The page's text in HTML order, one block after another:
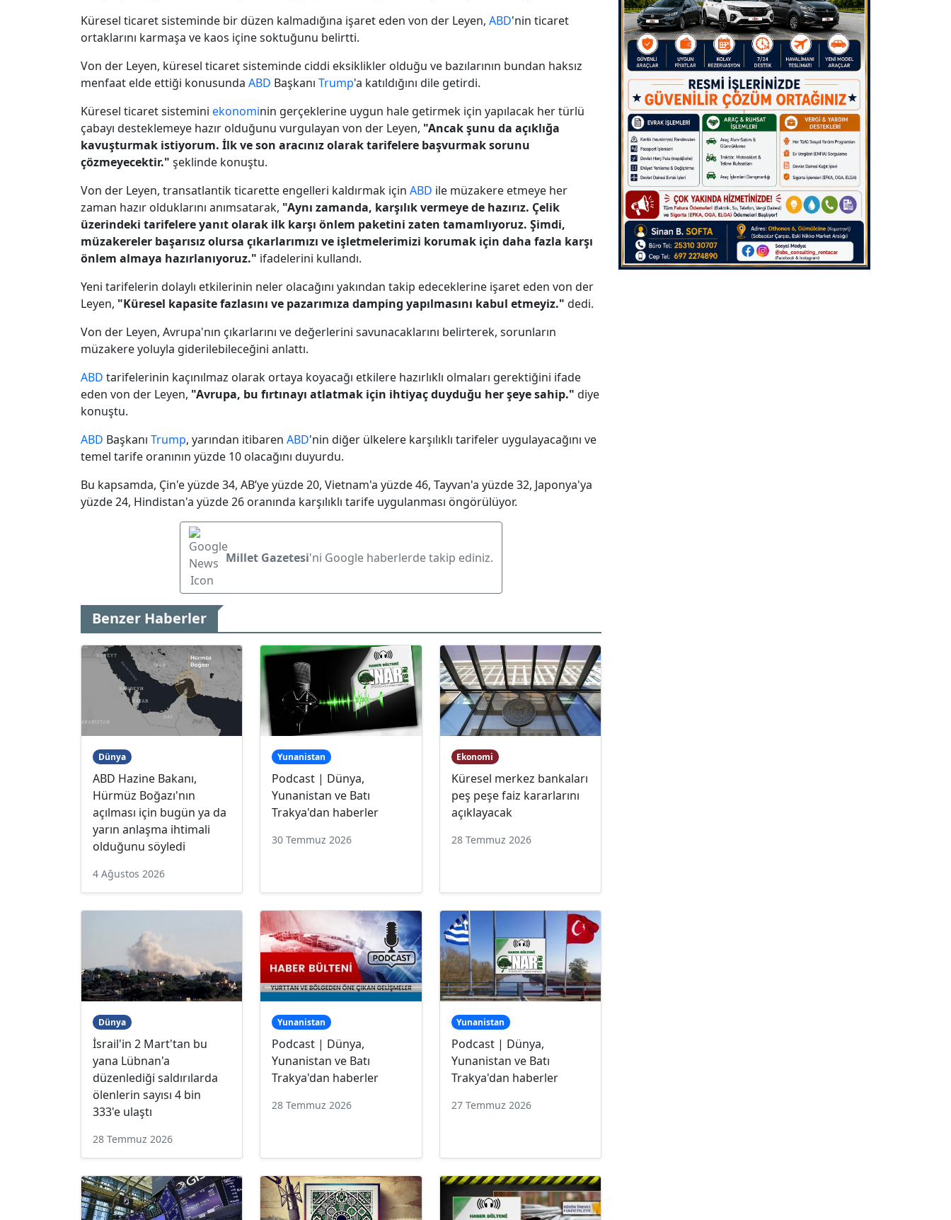
Küresel ticaret sisteminde bir düzen kalmadığına işaret eden von der Leyen, ABD'nin ticaret
ortaklarını karmaşa ve kaos içine soktuğunu belirtti.
Von der Leyen, küresel ticaret sisteminde ciddi eksiklikler olduğu ve bazılarının bundan haksız
menfaat elde ettiği konusunda ABD Başkanı Trump'a katıldığını dile getirdi.
Küresel ticaret sistemini ekonominin gerçeklerine uygun hale getirmek için yapılacak her türlü
çabayı desteklemeye hazır olduğunu vurgulayan von der Leyen, "Ancak şunu da açıklığa
kavuşturmak istiyorum. İlk ve son aracınız olarak tarifelere başvurmak sorunu
çözmeyecektir." şeklinde konuştu.
Von der Leyen, transatlantik ticarette engelleri kaldırmak için ABD ile müzakere etmeye her
zaman hazır olduklarını anımsatarak, "Aynı zamanda, karşılık vermeye de hazırız. Çelik
üzerindeki tarifelere yanıt olarak ilk karşı önlem paketini zaten tamamlıyoruz. Şimdi,
müzakereler başarısız olursa çıkarlarımızı ve işletmelerimizi korumak için daha fazla karşı
önlem almaya hazırlanıyoruz." ifadelerini kullandı.
Yeni tarifelerin dolaylı etkilerinin neler olacağını yakından takip edeceklerine işaret eden von der
Leyen, "Küresel kapasite fazlasını ve pazarımıza damping yapılmasını kabul etmeyiz." dedi.
Von der Leyen, Avrupa'nın çıkarlarını ve değerlerini savunacaklarını belirterek, sorunların
müzakere yoluyla giderilebileceğini anlattı.
ABD tarifelerinin kaçınılmaz olarak ortaya koyacağı etkilere hazırlıklı olmaları gerektiğini ifade
eden von der Leyen, "Avrupa, bu fırtınayı atlatmak için ihtiyaç duyduğu her şeye sahip." diye
konuştu.
ABD Başkanı Trump, yarından itibaren ABD'nin diğer ülkelere karşılıklı tarifeler uygulayacağını ve
temel tarife oranının yüzde 10 olacağını duyurdu.
Bu kapsamda, Çin'e yüzde 34, AB’ye yüzde 20, Vietnam'a yüzde 46, Tayvan'a yüzde 32, Japonya'ya
yüzde 24, Hindistan'a yüzde 26 oranında karşılıklı tarife uygulanması öngörülüyor.
Millet Gazetesi'ni Google haberlerde takip ediniz.
Benzer Haberler
Dünya
ABD Hazine Bakanı,
Hürmüz Boğazı'nın
açılması için bugün ya da
yarın anlaşma ihtimali
olduğunu söyledi
4 Ağustos 2026
Yunanistan
Podcast | Dünya,
Yunanistan ve Batı
Trakya'dan haberler
30 Temmuz 2026
Ekonomi
Küresel merkez bankaları
peş peşe faiz kararlarını
açıklayacak
28 Temmuz 2026
Dünya
İsrail'in 2 Mart'tan bu
yana Lübnan'a
düzenlediği saldırılarda
ölenlerin sayısı 4 bin
333'e ulaştı
28 Temmuz 2026
Yunanistan
Podcast | Dünya,
Yunanistan ve Batı
Trakya'dan haberler
28 Temmuz 2026
Yunanistan
Podcast | Dünya,
Yunanistan ve Batı
Trakya'dan haberler
27 Temmuz 2026